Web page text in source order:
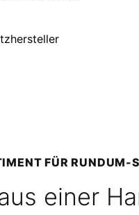
FÜR RUNDUM-
einer